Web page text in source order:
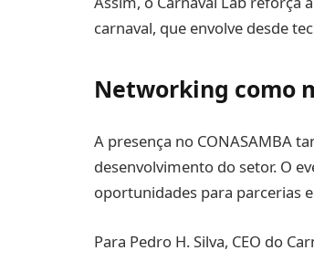
carnaval, que envolve desde
Networking como
A presença no CONASAMBA
desenvolvimento do setor. O
oportunidades para parcerias
Para Pedro H. Silva, CEO do